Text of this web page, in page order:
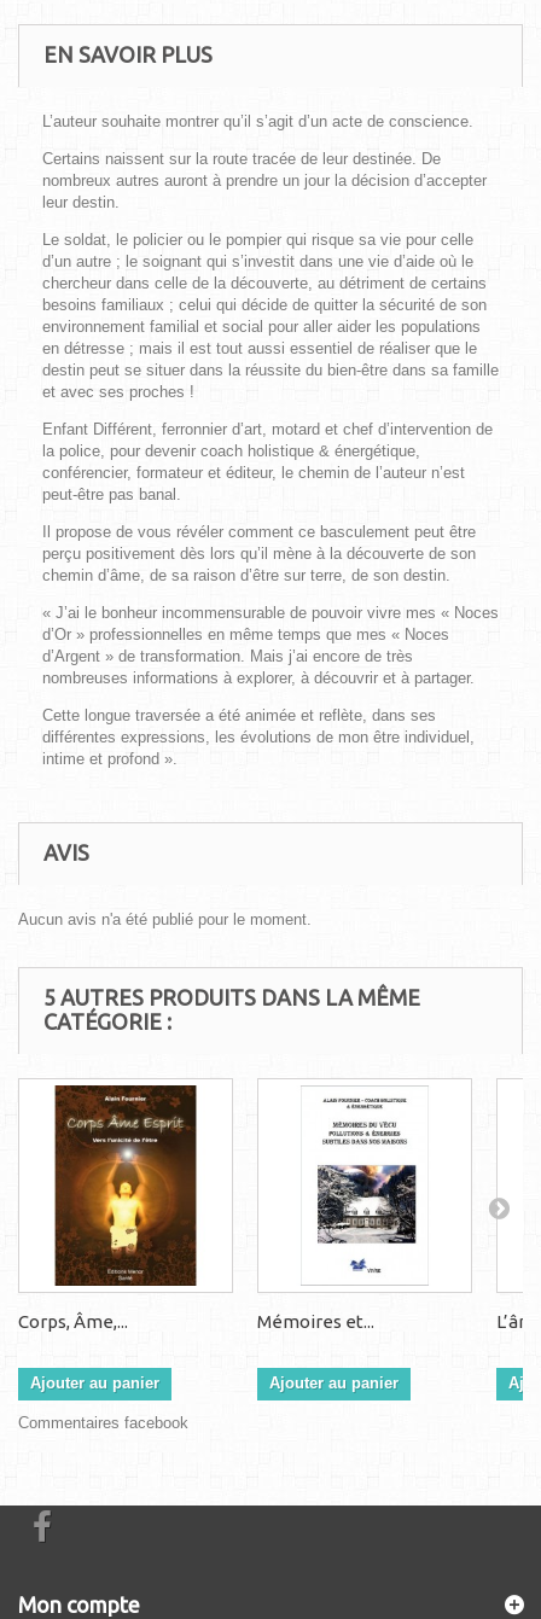
EN SAVOIR PLUS
L’auteur souhaite montrer qu’il s’agit d’un acte de conscience.
Certains naissent sur la route tracée de leur destinée. De
nombreux autres auront à prendre un jour la décision d’accepter
leur destin.
Le soldat, le policier ou le pompier qui risque sa vie pour celle
d’un autre ; le soignant qui s’investit dans une vie d’aide où le
chercheur dans celle de la découverte, au détriment de certains
besoins familiaux ; celui qui décide de quitter la sécurité de son
environnement familial et social pour aller aider les populations
en détresse ; mais il est tout aussi essentiel de réaliser que le
destin peut se situer dans la réussite du bien-être dans sa famille
et avec ses proches !
Enfant Différent, ferronnier d’art, motard et chef d’intervention de
la police, pour devenir coach holistique & énergétique,
conférencier, formateur et éditeur, le chemin de l’auteur n’est
peut-être pas banal.
Il propose de vous révéler comment ce basculement peut être
perçu positivement dès lors qu’il mène à la découverte de son
chemin d’âme, de sa raison d’être sur terre, de son destin.
« J’ai le bonheur incommensurable de pouvoir vivre mes « Noces
d’Or » professionnelles en même temps que mes « Noces
d’Argent » de transformation. Mais j’ai encore de très
nombreuses informations à explorer, à découvrir et à partager.
Cette longue traversée a été animée et reflète, dans ses
différentes expressions, les évolutions de mon être individuel,
intime et profond ».
AVIS
Aucun avis n'a été publié pour le moment.
5 AUTRES PRODUITS DANS LA MÊME
CATÉGORIE :
Corps, Âme,...
Ajouter au panier
Mémoires et...
Ajouter au panier
Commentaires facebook
Mon compte